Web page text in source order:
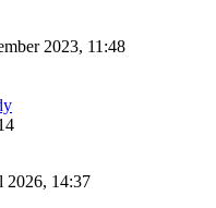
2023, 11:48
2026, 14:37